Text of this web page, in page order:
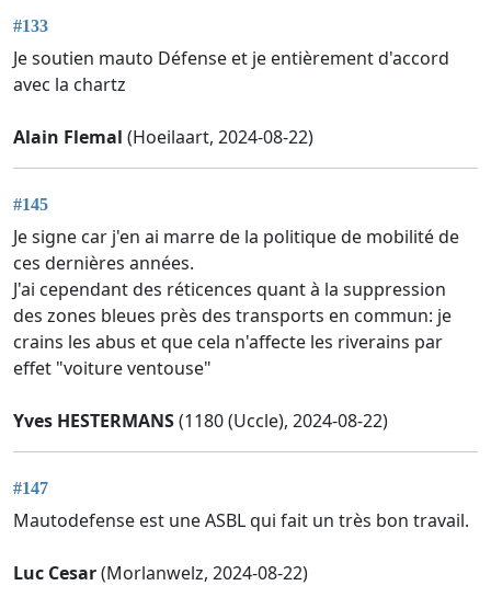
#133
Je soutien mauto Défense et je entièrement d'accord
avec la chartz
Alain Flemal (Hoeilaart, 2024-08-22)
#145
Je signe car j'en ai marre de la politique de mobilité de
ces dernières années.
J'ai cependant des réticences quant à la suppression
des zones bleues près des transports en commun: je
crains les abus et que cela n'affecte les riverains par
effet "voiture ventouse"
Yves HESTERMANS(1180 (Uccle), 2024-08-22)
#147
Mautodefense est une ASBL qui fait un très bon travail.
Luc Cesar(Morlanwelz, 2024-08-22)